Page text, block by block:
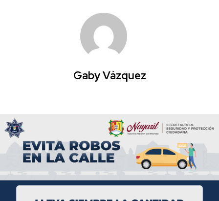
Gaby Vázquez